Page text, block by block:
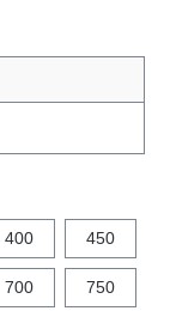
400 450
700 750